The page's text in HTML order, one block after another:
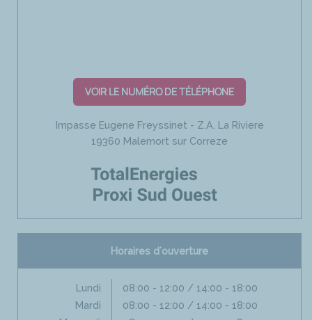
VOIR LE NUMÉRO DE TÉLÉPHONE
Impasse Eugene Freyssinet - Z.A. La Riviere
19360 Malemort sur Correze
Horaires d'ouverture
Lundi
08:00 - 12:00 / 14:00 - 18:00
Mardi
08:00 - 12:00 / 14:00 - 18:00